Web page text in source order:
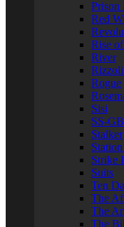
Prison
Red
Rise
River
Rogue
Sisi
SS-GB
Stalker
Strike
Suits
Ten
The
The
The